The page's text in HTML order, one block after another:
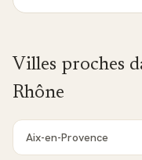
Villes proches
Rhône
Aix-en-Provence